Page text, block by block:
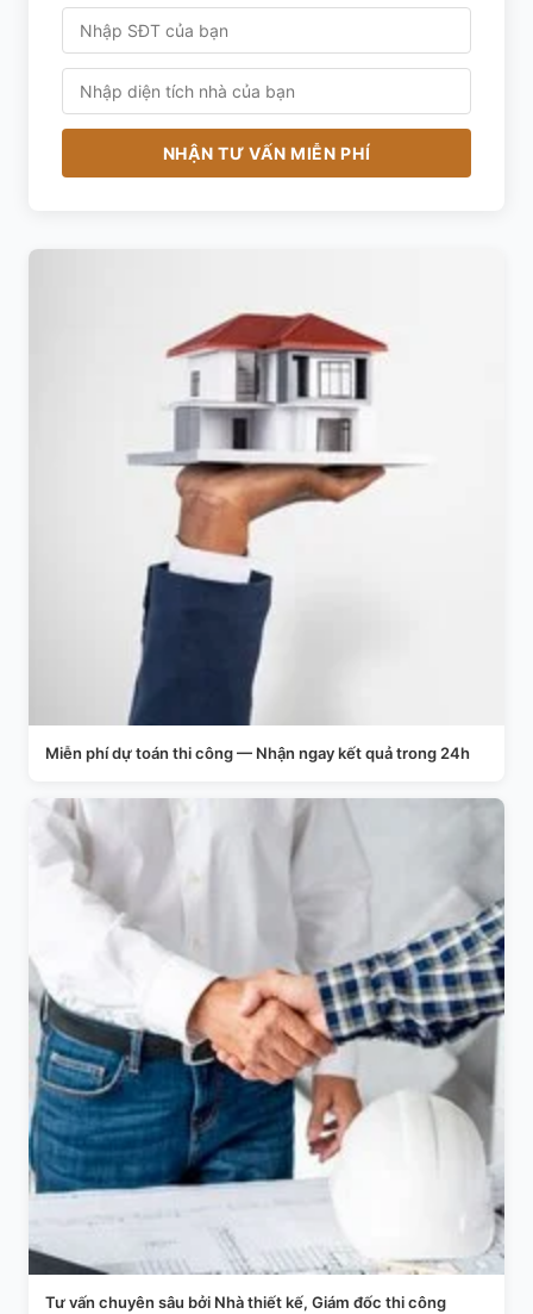
NHẬN TƯ VẤN MIỄN PHÍ
Miễn phí dự toán thi công — Nhận ngay kết quả trong 24h
Tư vấn chuyên sâu bởi Nhà thiết kế, Giám đốc thi công